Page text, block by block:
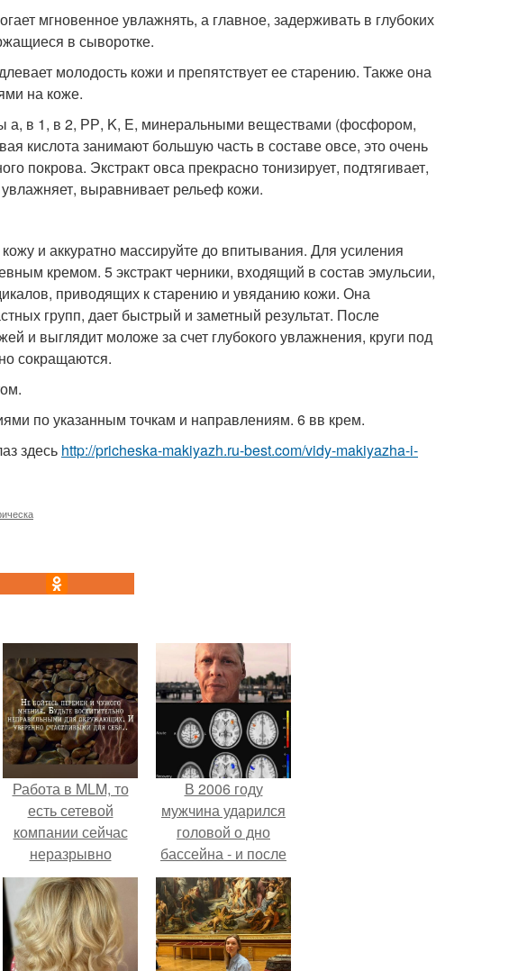
мгновенное увлажнять, а главное, задерживать в глубоких
в сыворотке.
молодость кожи и препятствует ее старению. Также она
на коже.
а, в 1, в 2, РР, K, E, минеральными веществами (фосфором,
кислота занимают большую часть в составе овсе, это очень
покрова. Экстракт овса прекрасно тонизирует, подтягивает,
выравнивает рельеф кожи.
и аккуратно массируйте до впитывания. Для усиления
кремом. 5 экстракт черники, входящий в состав эмульсии,
приводящих к старению и увяданию кожи. Она
групп, дает быстрый и заметный результат. После
и выглядит моложе за счет глубокого увлажнения, круги под
сокращаются.
по указанным точкам и направлениям. 6 вв крем.
здесь http://pricheska-makiyazh.ru-best.com/vidy-makiyazha-i-
Работа в MLM, то
есть сетевой
компании сейчас
неразрывно
связана с создание
своего контента,
своей страницы в
соц сетях.
В 2006 году
мужчина ударился
головой о дно
бассейна - и после
этого его жизнь
изменилась самым
странным образом.